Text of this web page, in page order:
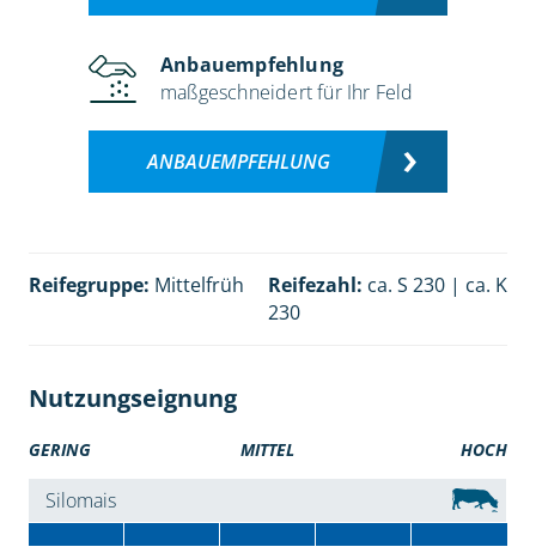
Anbauempfehlung
maßgeschneidert für Ihr Feld
ANBAUEMPFEHLUNG
Reifegruppe: Mittelfrüh Reifezahl: ca. S 230 | ca. K
230
Nutzungseignung
GERING MITTEL HOCH
Silomais